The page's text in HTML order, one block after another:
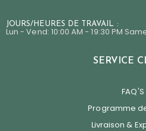
JOURS/HEURES DE TRAVAIL :
Lun - Vend: 10:00 AM - 19:30 PM
SERVICE
FAQ'S
Programme
Livraison &